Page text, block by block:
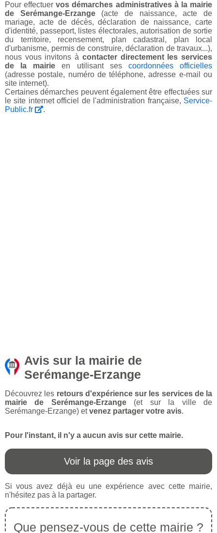
Pour effectuervos démarches administratives à la mairie
de Serémange-Erzange(acte de naissance, acte de
mariage, acte de décès, déclaration de naissance, carte
d'identité, passeport, listes électorales, autorisation de sortie
du territoire, recensement, plan cadastral, plan local
d'urbanisme, permis de construire, déclaration de travaux...),
nous vous invitons à contacter directement les services
de la mairie en utilisant ses coordonnées officielles
(adresse postale, numéro de téléphone, adresse e-mail ou
site internet).
Certaines démarches peuvent également être effectuées sur
le site internet officiel de l'administration française, Service-
Public.fr
.
Avis sur la mairie de
Serémange-Erzange
Découvrez les retours d'expérience sur les services de la
mairie de Serémange-Erzange(et sur la ville de
Serémange-Erzange) etvenez partager votre avis.
Pour l'instant, il n'y a aucun avis sur cette mairie.
Voir la page des avis
Si vous avez déjà eu une expérience avec cette mairie,
n'hésitez pas à la partager.
Que pensez-vous de cette mairie ?